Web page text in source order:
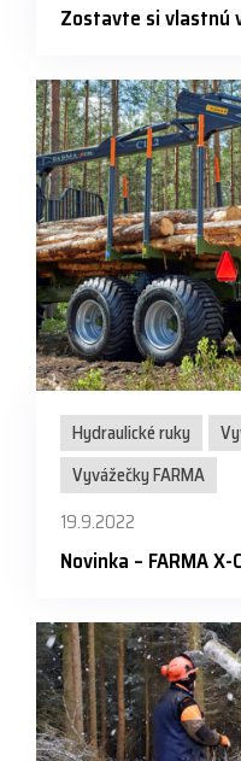
Zostavte si vlastnú
Hydraulické ruky
Vyvážečky FARMA
19.9.2022
Novinka – FARMA X-